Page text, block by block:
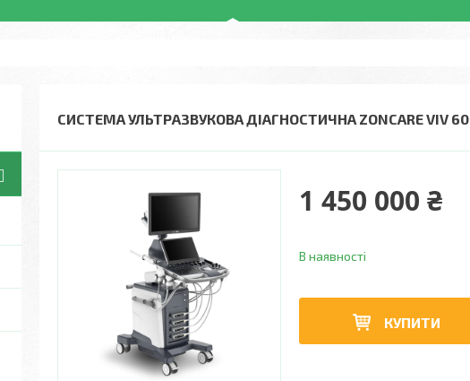
СИСТЕМА УЛЬТРАЗВУКОВА ДІАГНОСТИЧНА ZONCARE VIV 60
1 450 000 ₴
В наявності
КУПИТИ